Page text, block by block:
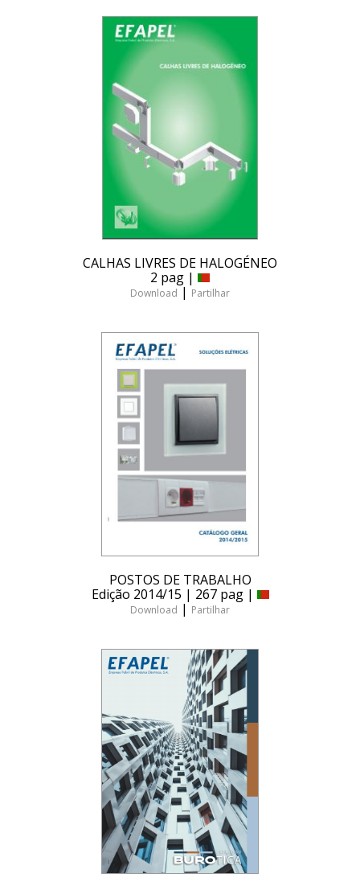
CALHAS LIVRES DE HALOGÉNEO
2 pag |
Download | Partilhar
POSTOS DE TRABALHO
Edição 2014/15 | 267 pag |
Download | Partilhar